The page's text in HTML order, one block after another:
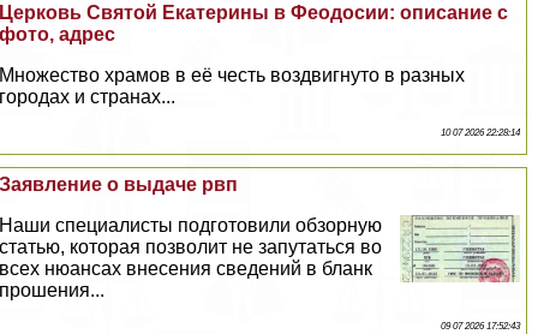
Церковь Святой Екатерины в Феодосии: описание с
фото, адрес
Множество храмов в её честь воздвигнуто в разных
городах и странах...
10 07 2026 22:28:14
Заявление о выдаче рвп
Наши специалисты подготовили обзорную
статью, которая позволит не запутаться во
всех нюансах внесения сведений в бланк
прошения...
09 07 2026 17:52:43